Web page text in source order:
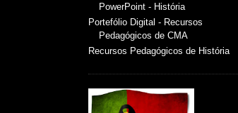
PowerPoint - História
Portefólio Digital - Recursos
Pedagógicos de CMA
Recursos Pedagógicos de História